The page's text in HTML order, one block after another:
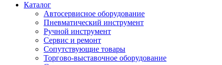
Каталог
Автосервисное оборудование
Пневматический инструмент
Ручной инструмент
Сервис и ремонт
Сопутствующие товары
Торгово-выставочное оборудование